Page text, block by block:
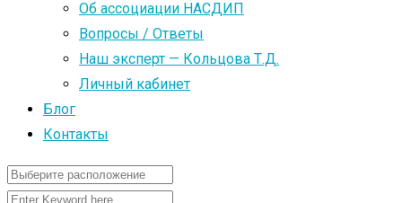
Об ассоциации НАСДИП
Вопросы / Ответы
Наш эксперт — Кольцова Т.Д.
Личный кабинет
Блог
Контакты